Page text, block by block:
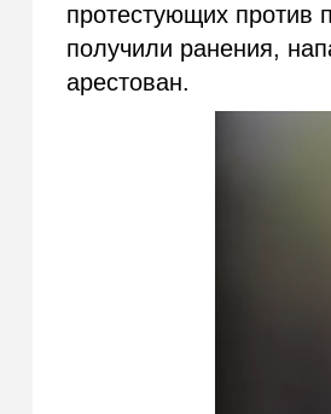
протестующих против
получили ранения,
арестован.